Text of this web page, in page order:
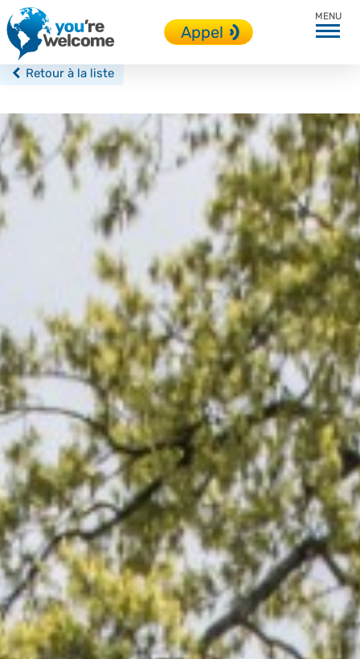
Appel
Berlin
Retour à la liste